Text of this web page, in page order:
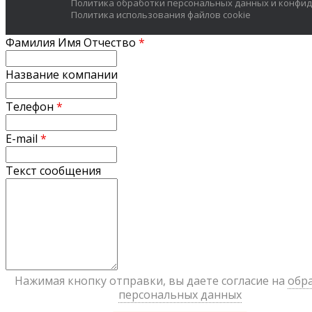
Политика обработки персональных данных и
Политика использования файлов cookie
Фамилия Имя Отчество *
Название компании
Телефон *
E-mail *
Текст сообщения
Нажимая кнопку отправки, вы даете согласие на
персональных данных